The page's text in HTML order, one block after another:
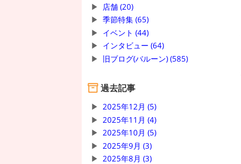
店舗 (20)
季節特集 (65)
イベント (44)
インタビュー (64)
旧ブログ(バルーン) (585)
過去記事
2025年12月 (5)
2025年11月 (4)
2025年10月 (5)
2025年9月 (3)
2025年8月 (3)